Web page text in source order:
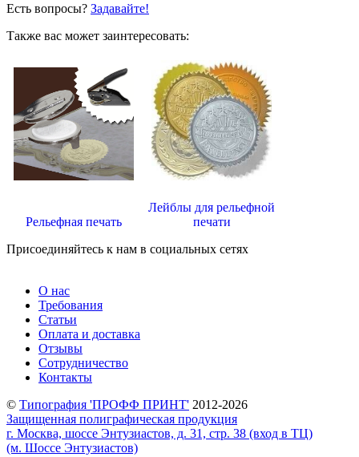
Есть вопросы? Задавайте!
Также вас может заинтересовать:
Рельефная печать
Лейблы для рельефной
печати
Присоединяйтесь к нам в социальных сетях
О нас
Требования
Статьи
Оплата и доставка
Отзывы
Сотрудничество
Контакты
© Типография 'ПРОФФ ПРИНТ' 2012-2026
Защищенная полиграфическая продукция
г. Москва, шоссе Энтузиастов, д. 31, стр. 38 (вход в ТЦ)
(м. Шоссе Энтузиастов)